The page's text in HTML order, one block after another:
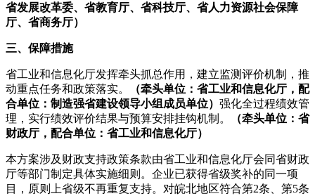
省发展改革委、省教育厅、省科技厅、省人力资源社会保障
厅、省商务厅）
三、保障措施
省工业和信息化厅发挥牵头抓总作用，建立监测评价机制，推
动重点任务和政策落实。
（牵头单位：省工业和信息化厅，配
合单位：制造强省建设领导小组成员单位） 强化全过程绩效管
理，实行绩效评价结果与预算安排挂钩机制。
（牵头单位：省
财政厅，配合单位：省工业和信息化厅）
本方案涉及财政支持政策条款由省工业和信息化厅会同省财政
厅等部门制定具体实施细则。企业已获得省级奖补的同一项
目，原则上省级不再重复支持。对皖北地区符合第2条、第5条